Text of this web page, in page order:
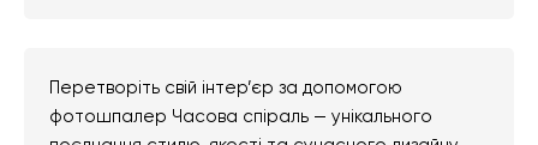
Перетворіть свій інтер’єр за допомогою
фотошпалер Часова спіраль — унікального